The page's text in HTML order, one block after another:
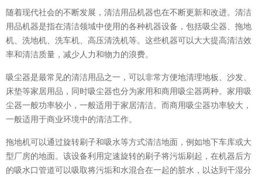
随着现代社会的不断发展，清洁用品机器也在不断更新和改进。清洁
用品机器是指在清洁领域中使用的各种机器设备，包括吸尘器、拖地
机、洗地机、洗车机、高压清洗机等。这些机器可以大大提高清洁效
率和清洁质量，减少人力和物力的浪费。
吸尘器是最常见的清洁用品之一，可以非常方便地清理地板、沙发、
床垫等家居用品，同时吸尘器也分为家用和商用吸尘器两种。家用吸
尘器一般功率较小，一般适用于家居清洁。而商用吸尘器功率较大，
一般适用于商业环境中的清洁工作。
拖地机可以通过旋转刷子和吸水等方式清洁地面，例如地下车库或大
型厂房的地面。该设备利用定速旋转的刷子将污垢刷起，在机器后方
的吸水口管道可以吸取将污垢和水混合在一起的脏水，以达到干湿分